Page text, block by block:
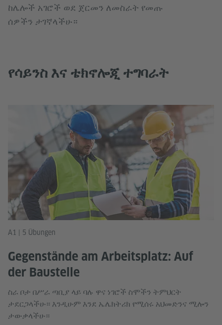
ከሌሎች አገሮች ወደ ጀርመን ለመስራት የመጡ
ሰዎችን ታገኛላችሁ።
የሳይንስ እና ቴክኖሎጂ ተግባራት
A1 | 5 Übungen
Gegenstände am Arbeitsplatz: Auf
der Baustelle
ስራ ቦታ በሥራ ጣቢያ ላይ ባሉ ዋና ነገሮች ስሞችን ትምህርት
ታደርጋላችሁ። እንዲሁም እንደ ኤሌክትሪክ የሚሰሩ አህመድንና ሚሎን
ታውቃላችሁ።